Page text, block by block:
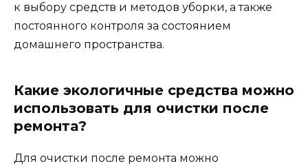
к выбору средств и методов уборки, а также
постоянного контроля за состоянием
домашнего пространства.
Какие экологичные средства можно
использовать для очистки после
ремонта?
Для очистки после ремонта можно